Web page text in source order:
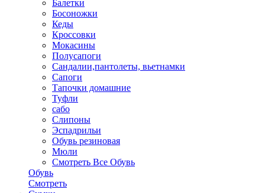
Балетки
Босоножки
Кеды
Кроссовки
Мокасины
Полусапоги
Сандалии,пантолеты, вьетнамки
Сапоги
Тапочки домашние
Туфли
сабо
Слипоны
Эспадрильи
Обувь резиновая
Мюли
Смотреть Все Обувь
Обувь
Смотреть